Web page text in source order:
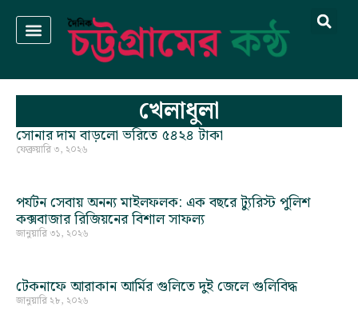
খেলাধুলা
সোনার দাম বাড়লো ভরিতে ৫৪২৪ টাকা
ফেব্রুয়ারি ৩, ২০২৬
পর্যটন সেবায় অনন্য মাইলফলক: এক বছরে ট্যুরিস্ট পুলিশ
কক্সবাজার রিজিয়নের বিশাল সাফল্য
জানুয়ারি ৩১, ২০২৬
টেকনাফে আরাকান আর্মির গুলিতে দুই জেলে গুলিবিদ্ধ
জানুয়ারি ২৮, ২০২৬